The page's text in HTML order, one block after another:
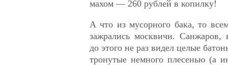
махом — 260 рублей в копилку!
А что из мусорного бака, то
зажрались москвичи. Санжаров,
до этого не раз видел целые
тронутые немного плесенью (а